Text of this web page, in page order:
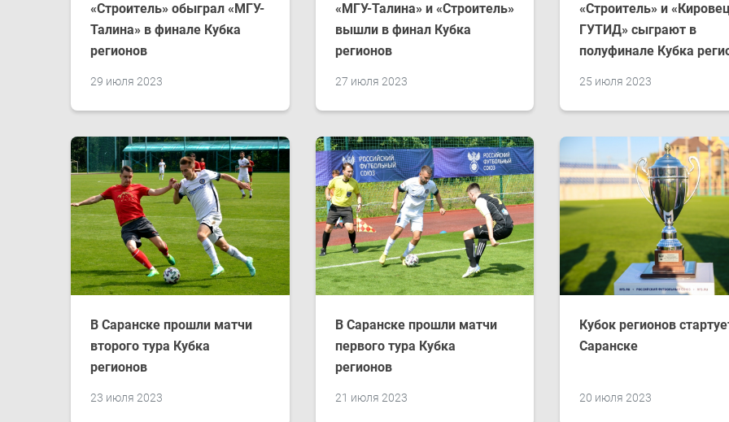
29 июля 2023
«Строитель» обыграл «МГУ-
Талина» в финале Кубка
регионов
27 июля 2023
«МГУ-Талина» и «Строитель»
вышли в финал Кубка
регионов
25 июля 2023
«Строитель» и
ГУТИД» сыграют в
полуфинале Кубка
23 июля 2023
В Саранске прошли матчи
второго тура Кубка
регионов
21 июля 2023
В Саранске прошли матчи
первого тура Кубка
регионов
20 июля 2023
Кубок регионов
Саранске